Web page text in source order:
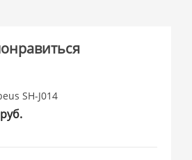
SH-J014